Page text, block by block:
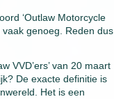
‘Outlaw Motorcycle
genoeg. Reden dus
VVD’ers’ van 20 maart
De exacte definitie is
Het is een